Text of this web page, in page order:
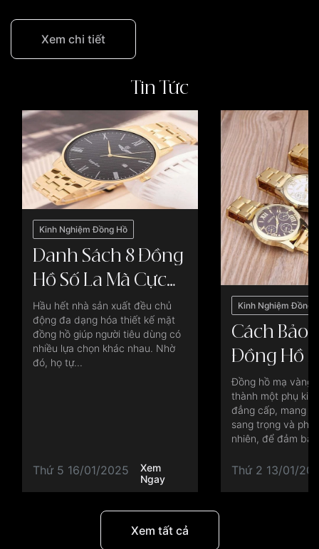
Xem chi tiết
Tin Tức
Kinh Nghiệm Đồng Hồ
Danh Sách 8 Đồng
Hồ Số La Mã Cực
Đẹp, Cực Chất, Giá
Tốt
Hầu hết nhà sản xuất đều chủ
động đa dạng hóa thiết kế mặt
đồng hồ giúp người tiêu dùng có
nhiều lựa chọn khác nhau. Nhờ
đó, họ tự...
Thứ 5 16/01/2025
Xem
Ngay
Kinh Nghiệm Đồng
Cách Bảo
Đồng Hồ
Luôn Bền
Đồng hồ mạ vàng
thành một phụ
đẳng cấp, mang
sang trọng và
nhiên, để đảm
Thứ 2 13/01/
Xem tất cả